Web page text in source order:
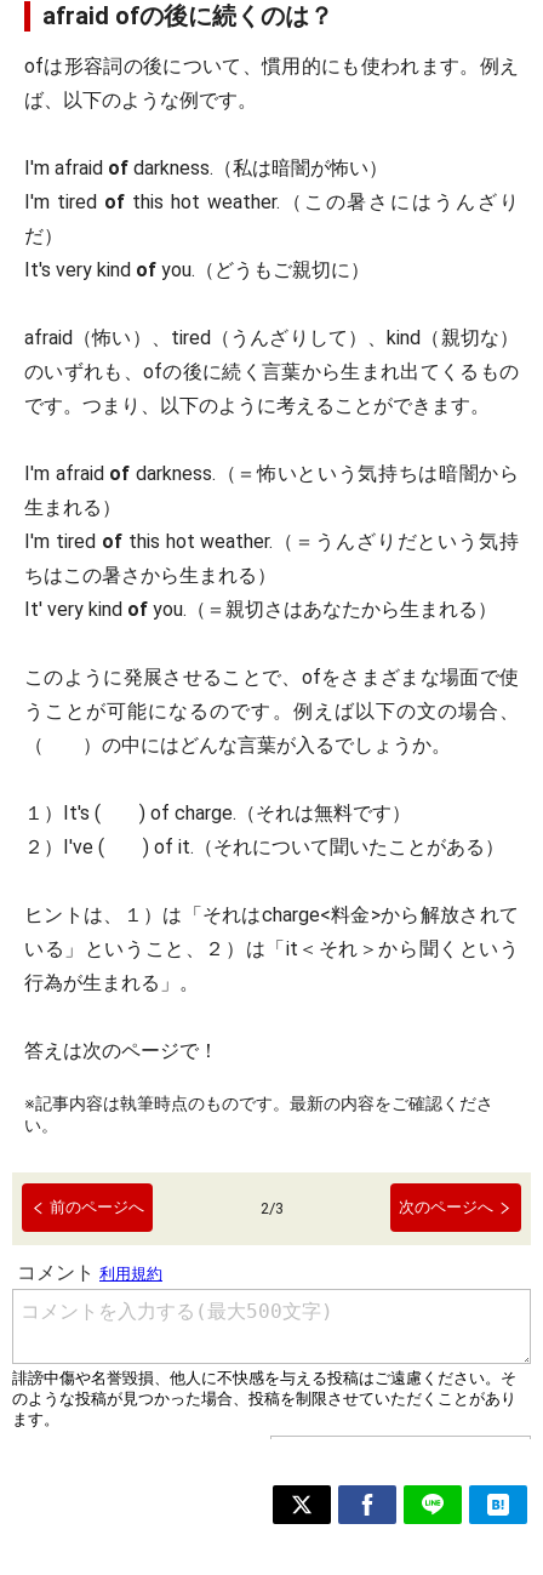
afraid ofの後に続くのは？
ofは形容詞の後について、慣用的にも使われます。例え
ば、以下のような例です。
I'm afraid of darkness.（私は暗闇が怖い）
I'm tired of this hot weather.（この暑さにはうんざり
だ）
It's very kind of you.（どうもご親切に）
afraid（怖い）、tired（うんざりして）、kind（親切な）
のいずれも、ofの後に続く言葉から生まれ出てくるもの
です。つまり、以下のように考えることができます。
I'm afraid of darkness.（＝怖いという気持ちは暗闇から
生まれる）
I'm tired of this hot weather.（＝うんざりだという気持
ちはこの暑さから生まれる）
It' very kind of you.（＝親切さはあなたから生まれる）
このように発展させることで、ofをさまざまな場面で使
うことが可能になるのです。例えば以下の文の場合、
（ ）の中にはどんな言葉が入るでしょうか。
１）It's ( ) of charge.（それは無料です）
２）I've ( ) of it.（それについて聞いたことがある）
ヒントは、１）は「それはcharge<料金>から解放されて
いる」ということ、２）は「it＜それ＞から聞くという
行為が生まれる」。
答えは次のページで！
※記事内容は執筆時点のものです。最新の内容をご確認くださ
い。
前のページへ 2/3 次のページへ